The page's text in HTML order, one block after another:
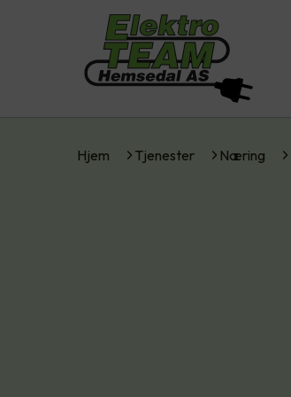
Hjem Tjenester Næring